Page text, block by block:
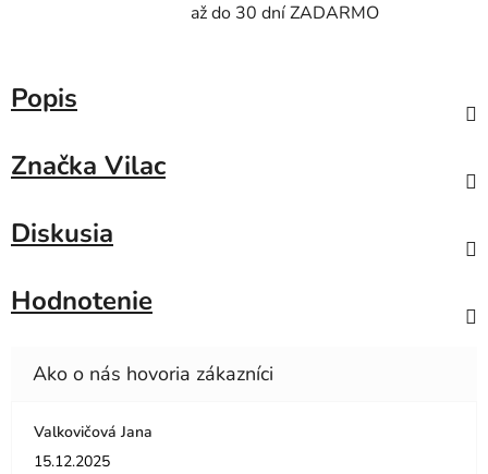
až do 30 dní ZADARMO
Popis
Značka Vilac
Diskusia
Hodnotenie
Valkovičová Jana
Hodnotenie obchodu je 5 z 5 hviezdičiek.
15.12.2025